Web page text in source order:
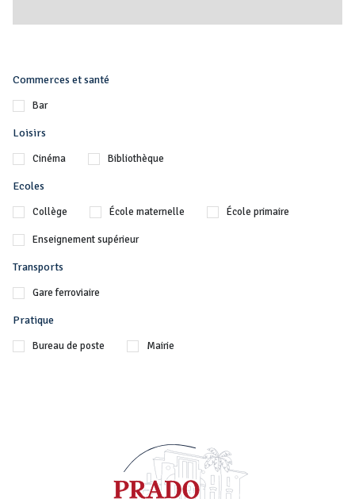
Commerces et santé
Bar
Loisirs
Cinéma Bibliothèque
Ecoles
Collège École maternelle École primaire
Enseignement supérieur
Transports
Gare ferroviaire
Pratique
Bureau de poste Mairie